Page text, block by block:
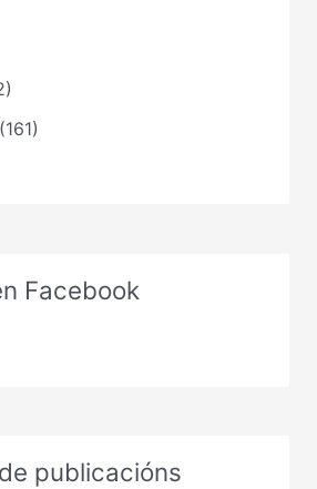
Facebook
publicacións